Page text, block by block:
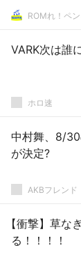
ROMれ！ペ
VARK次は誰
ホロ速
中村舞、8/
が決定?
AKBフレンド
【衝撃】草
る！！！！